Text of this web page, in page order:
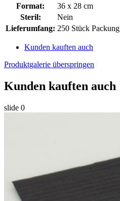
Format:
36 x 28 cm
Steril:
Nein
Lieferumfang: 250 Stück Packung
Kunden kauften auch
Produktgalerie überspringen
Kunden kauften auch
slide 0